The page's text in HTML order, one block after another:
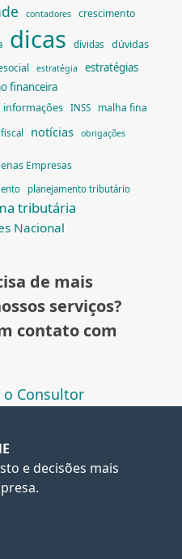
contadores crescimento
dicas dívidas dúvidas
estratégia estratégias
financeira
informações INSS malha fina
notícias obrigações
Empresas
planejamento tributário
tributária
Nacional
de mais
serviços?
contato com
o Consultor
e decisões mais